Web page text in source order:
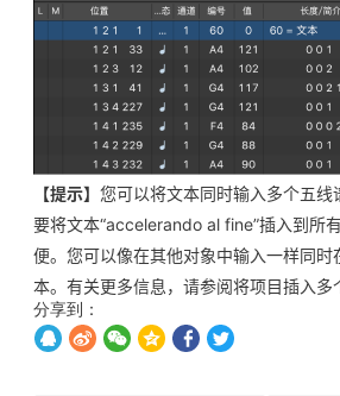
【提示】 您可以将文本同时输入多个五线
要将文本“accelerando al fine”插入到所
便。您可以像在其他对象中输入一样同时
本。有关更多信息，请参阅将项目插入多
分享到：